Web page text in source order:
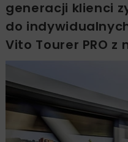
generacji klienci
do
Vito Tourer PRO